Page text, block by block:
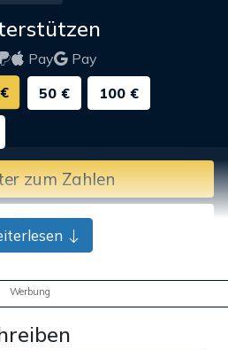
Pay
Pay
50 € 100 €
zum Zahlen
Überweisung
Werbung